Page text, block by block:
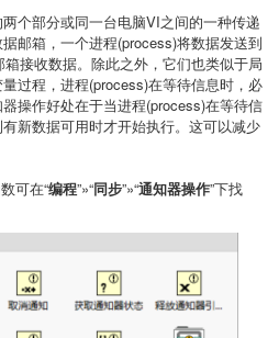
个部分或同一台电脑VI之间的一种传递
邮箱，一个进程(process)将数据发送到
接收数据。除此之外，它们也类似于局
过程，进程(process)在等待信息时，必
操作好处在于当进程(process)在等待信
新数据可用时才开始执行。这可以减少
可在“编程”»“同步”»“通知器操作”下找